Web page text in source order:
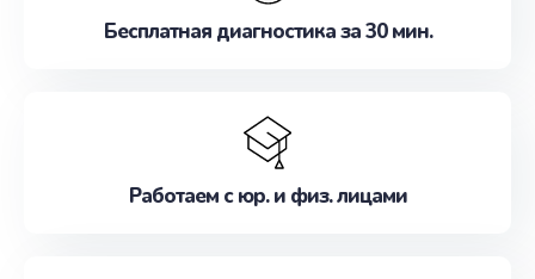
Бесплатная диагностика за 30 мин.
Работаем с юр. и физ. лицами